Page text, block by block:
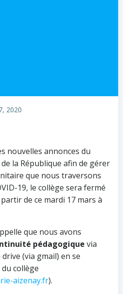
2020
nouvelles annonces du
la République afin de gérer
que nous traversons
19, le collège sera fermé
de ce mardi 17 mars à
que nous avons
pédagogique via
(via gmail) en se
collège
aizenay.fr).